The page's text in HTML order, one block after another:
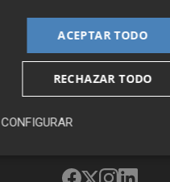
¡Quiero suscribirme!
Síguenos en redes
ACEPTAR TODO
RECHAZAR TODO
CONFIGURAR